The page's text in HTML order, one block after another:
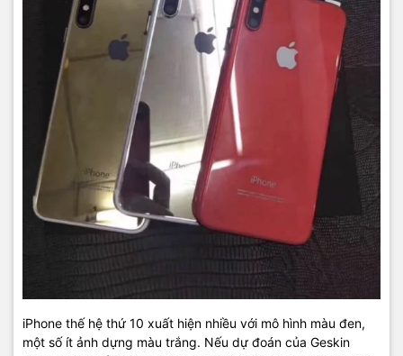
iPhone thế hệ thứ 10 xuất hiện nhiều với mô hình màu đen,
một số ít ảnh dựng màu trắng. Nếu dự đoán của Geskin